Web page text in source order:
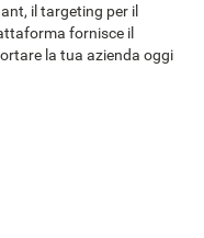
il targeting per il
fornisce il
la tua azienda oggi